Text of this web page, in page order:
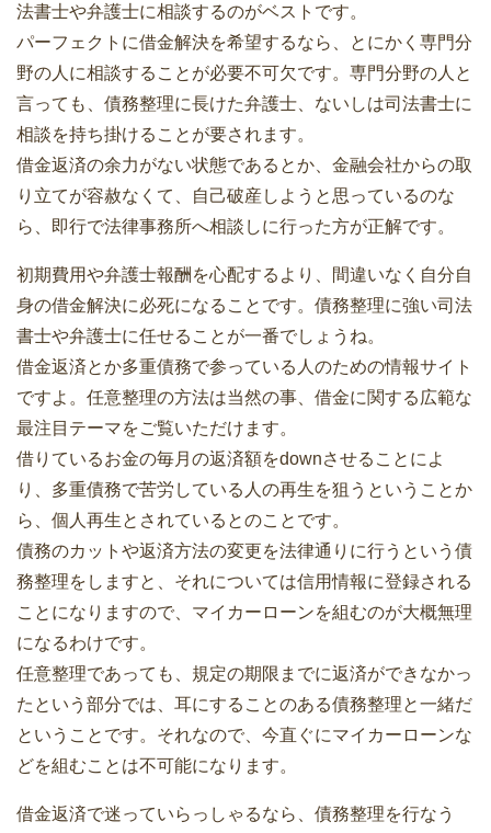
法書士や弁護士に相談するのがベストです。
パーフェクトに借金解決を希望するなら、とにかく専門分
野の人に相談することが必要不可欠です。専門分野の人と
言っても、債務整理に長けた弁護士、ないしは司法書士に
相談を持ち掛けることが要されます。
借金返済の余力がない状態であるとか、金融会社からの取
り立てが容赦なくて、自己破産しようと思っているのな
ら、即行で法律事務所へ相談しに行った方が正解です。
初期費用や弁護士報酬を心配するより、間違いなく自分自
身の借金解決に必死になることです。債務整理に強い司法
書士や弁護士に任せることが一番でしょうね。
借金返済とか多重債務で参っている人のための情報サイト
ですよ。任意整理の方法は当然の事、借金に関する広範な
最注目テーマをご覧いただけます。
借りているお金の毎月の返済額をdownさせることによ
り、多重債務で苦労している人の再生を狙うということか
ら、個人再生とされているとのことです。
債務のカットや返済方法の変更を法律通りに行うという債
務整理をしますと、それについては信用情報に登録される
ことになりますので、マイカーローンを組むのが大概無理
になるわけです。
任意整理であっても、規定の期限までに返済ができなかっ
たという部分では、耳にすることのある債務整理と一緒だ
ということです。それなので、今直ぐにマイカーローンな
どを組むことは不可能になります。
借金返済で迷っていらっしゃるなら、債務整理を行なう